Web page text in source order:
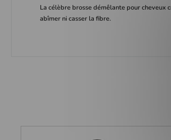
La célèbre brosse démêlante pour cheveux
abîmer ni casser la fibre.